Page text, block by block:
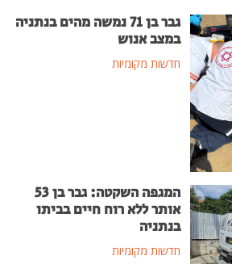
גבר בן 71 נמשה מהים בנתניה
במצב אנוש
חדשות מקומיות
המגפה השקטה: גבר בן 53
אותר ללא רוח חיים בביתו
בנתניה
חדשות מקומיות